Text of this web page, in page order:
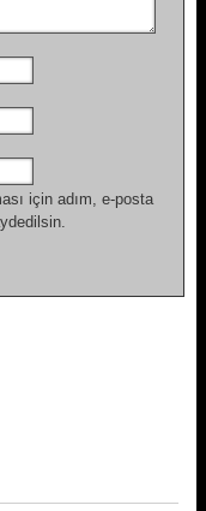
için adım, e-posta